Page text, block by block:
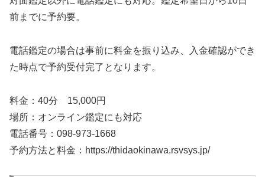
前までに予約要。
電話鑑定の場合は事前に料金を振り込み、入金確認ができ
た時点で予約受付完了となります。
料金：40分 15,000円
場所：オンライン鑑定にも対応
電話番号：098-973-1668
予約方法と料金：https://thidaokinawa.rsvsys.jp/